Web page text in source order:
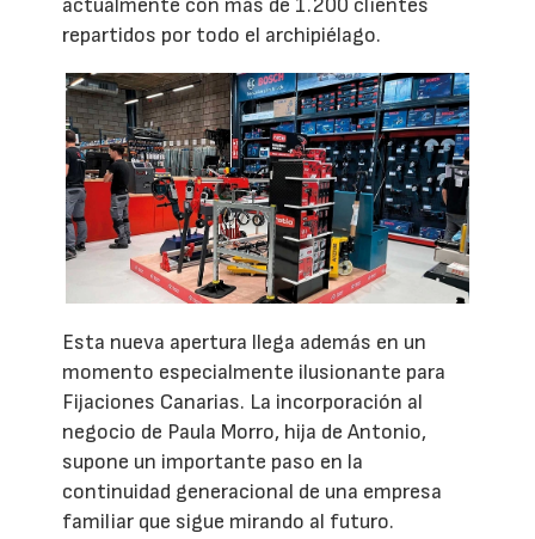
repartidos por todo el archipiélago.
Esta nueva apertura llega además en un
momento especialmente ilusionante para
Fijaciones Canarias. La incorporación al
negocio de Paula Morro, hija de Antonio,
supone un importante paso en la
continuidad generacional de una empresa
familiar que sigue mirando al futuro.